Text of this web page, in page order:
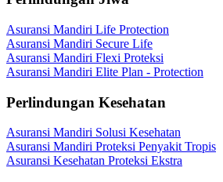
Asuransi Mandiri Life Protection
Asuransi Mandiri Secure Life
Asuransi Mandiri Flexi Proteksi
Asuransi Mandiri Elite Plan - Protection
Perlindungan Kesehatan
Asuransi Mandiri Solusi Kesehatan
Asuransi Mandiri Proteksi Penyakit Tropis
Asuransi Kesehatan Proteksi Ekstra